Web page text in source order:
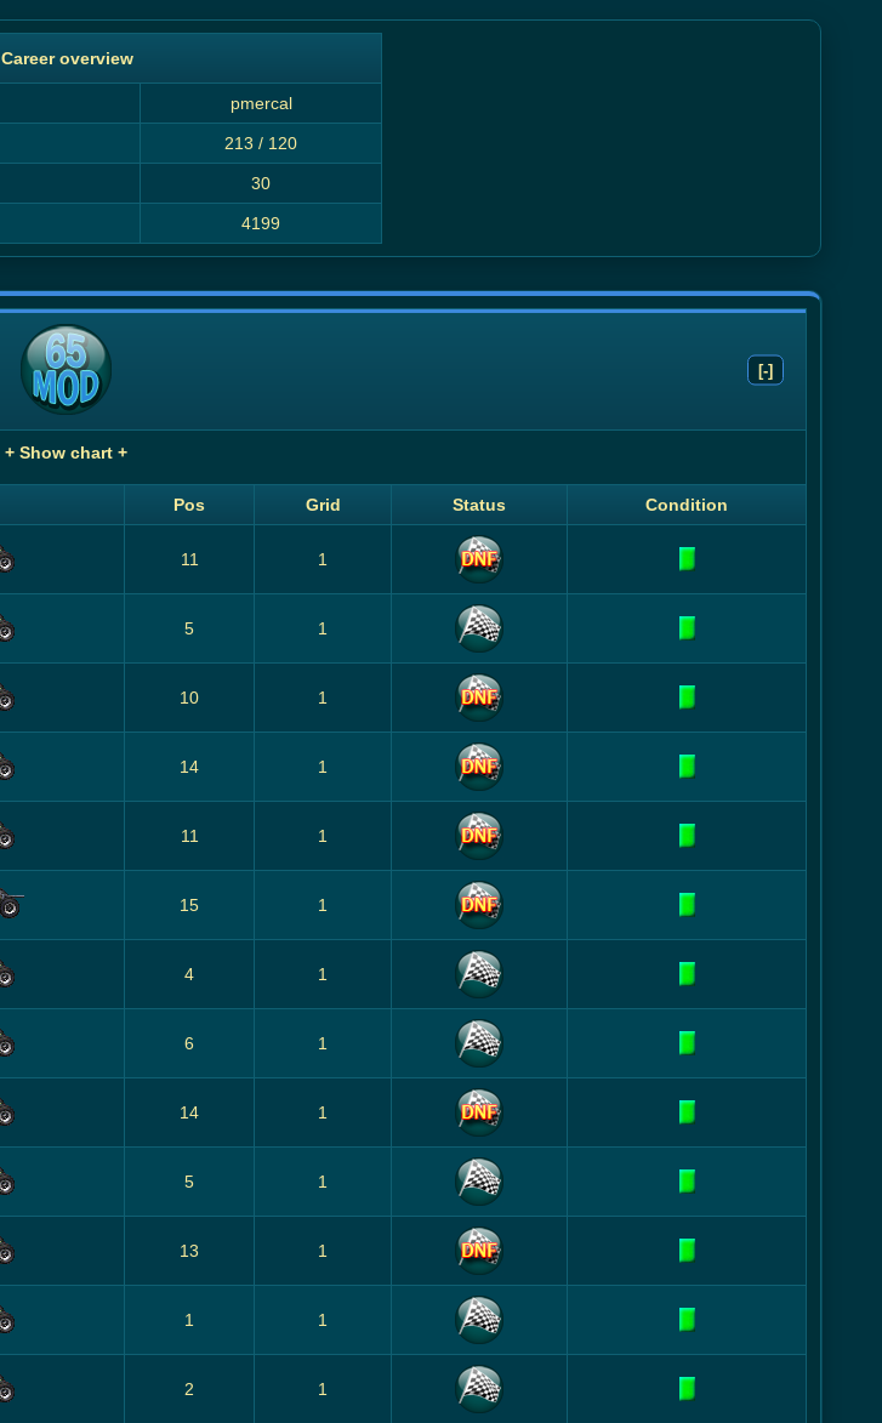
Career overview
pmercal
213 / 120
30
4199
[-]
+ Show chart +
Pos Grid Status Condition
11 1
5 1
10 1
14 1
11 1
15 1
4 1
6 1
14 1
5 1
13 1
1 1
2 1